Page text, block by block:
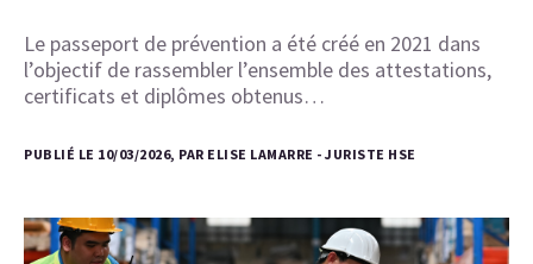
Le passeport de prévention a été créé en 2021 dans
l’objectif de rassembler l’ensemble des attestations,
certificats et diplômes obtenus…
PUBLIÉ LE 10/03/2026, PAR ELISE LAMARRE - JURISTE HSE